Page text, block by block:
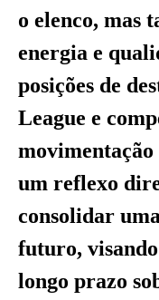
o elenco, mas
energia e
posições de
League e
movimentação
um reflexo
consolidar
futuro,
longo prazo